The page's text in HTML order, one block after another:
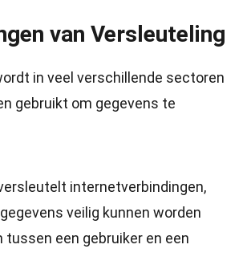
van Versleuteling
in veel verschillende sectoren
gebruikt om gegevens te
internetverbindingen,
veilig kunnen worden
tussen een gebruiker en een